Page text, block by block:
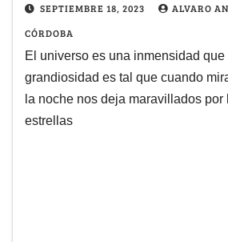
SEPTIEMBRE 18, 2023
ALVARO
CÓRDOBA
El universo es una inmensidad
grandiosidad es tal que cuando
la noche nos deja maravillados por
estrellas